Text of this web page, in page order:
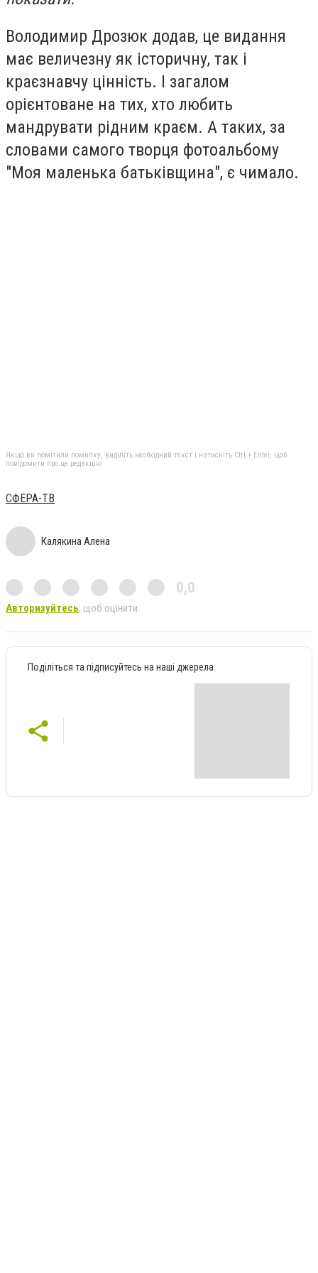
Володимир Дрозюк додав, це видання
має величезну як історичну, так і
краєзнавчу цінність. І загалом
орієнтоване на тих, хто любить
мандрувати рідним краєм. А таких, за
словами самого творця фотоальбому
"Моя маленька батьківщина", є чимало.
Якщо ви помітили помилку, виділіть необхідний текст і натисніть Ctrl + Enter, щоб
повідомити про це редакцію
СФЕРА-ТВ
Калякина Алена
0,0
Авторизуйтесь, щоб оцінити
Поділіться та підписуйтесь на наші джерела